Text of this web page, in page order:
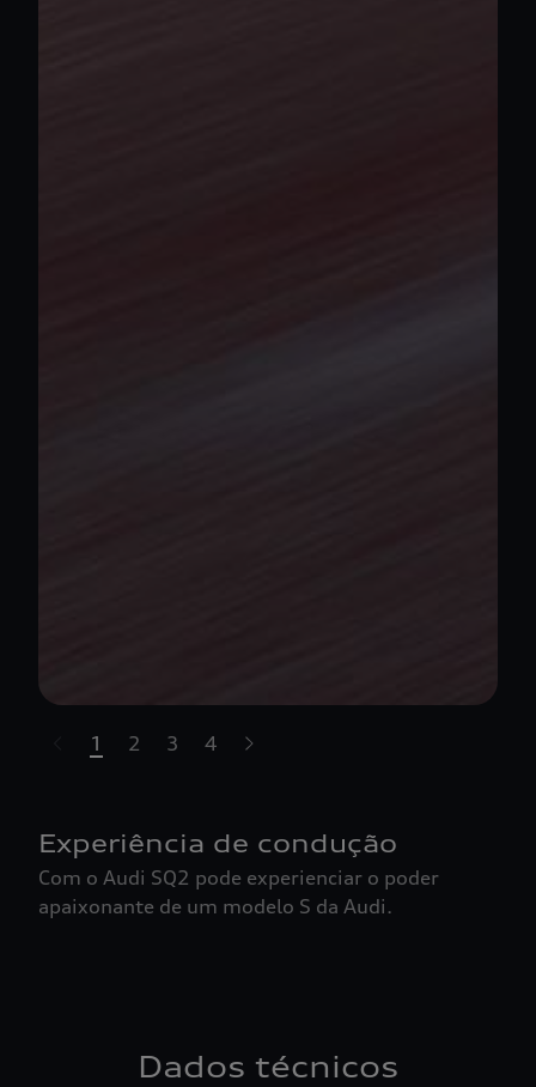
highlights.skipLinkText__
1 2 3 4
Experiência de condução
Com o Audi SQ2 pode experienciar o poder
apaixonante de um modelo S da Audi.
Dados técnicos